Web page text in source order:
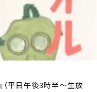
（平日午後3時半～生放